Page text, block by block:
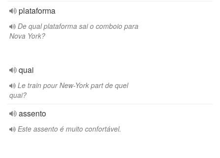
plataforma
De qual plataforma sai o comboio para
Nova York?
quai
Le train pour New-York part de quel
quai?
assento
Este assento é muito confortável.